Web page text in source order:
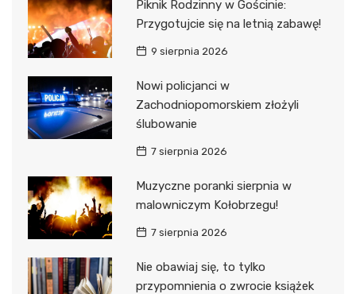
Piknik Rodzinny w Gościnie:
Przygotujcie się na letnią zabawę!
9 sierpnia 2026
Nowi policjanci w
Zachodniopomorskiem złożyli
ślubowanie
7 sierpnia 2026
Muzyczne poranki sierpnia w
malowniczym Kołobrzegu!
7 sierpnia 2026
Nie obawiaj się, to tylko
przypomnienia o zwrocie książek